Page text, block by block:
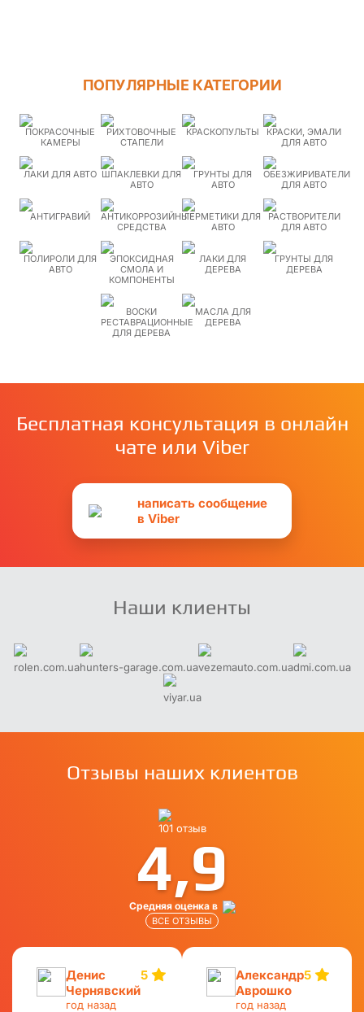
ПОПУЛЯРНЫЕ КАТЕГОРИИ
ПОКРАСОЧНЫЕ
КАМЕРЫ
РИХТОВОЧНЫЕ
СТАПЕЛИ
КРАСКОПУЛЬТЫ
КРАСКИ, ЭМАЛИ
ДЛЯ АВТО
ЛАКИ ДЛЯ АВТО ШПАКЛЕВКИ ДЛЯ
АВТО
ГРУНТЫ ДЛЯ
АВТО
ОБЕЗЖИРИВАТЕЛИ
ДЛЯ АВТО
АНТИГРАВИЙ
АНТИКОРРОЗИЙНЫЕ
СРЕДСТВА
ГЕРМЕТИКИ ДЛЯ
АВТО
РАСТВОРИТЕЛИ
ДЛЯ АВТО
ПОЛИРОЛИ ДЛЯ
АВТО
ЭПОКСИДНАЯ
СМОЛА И
КОМПОНЕНТЫ
ЛАКИ ДЛЯ
ДЕРЕВА
ГРУНТЫ ДЛЯ
ДЕРЕВА
ВОСКИ
РЕСТАВРАЦИОННЫЕ
ДЛЯ ДЕРЕВА
МАСЛА ДЛЯ
ДЕРЕВА
Бесплатная консультация в онлайн
чате или Viber
написать сообщение
в Viber
Наши клиенты
rolen.com.uahunters-garage.com.uavezemauto.com.uadmi.com.ua
viyar.ua
Отзывы наших клиентов
101 отзыв
4,9
Средняя оценка в
ВСЕ ОТЗЫВЫ
Денис
Чернявский
год назад
5
Александр
Аврошко
год назад
5